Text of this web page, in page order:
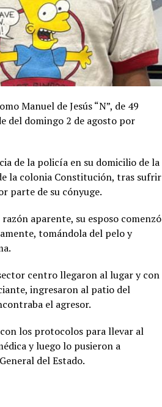
Manuel de Jesús “N”, de 49
del domingo 2 de agosto por
de la policía en su domicilio de la
la colonia Constitución, tras sufrir
parte de su cónyuge.
aparente, su esposo comenzó
tomándola del pelo y
centro llegaron al lugar y con
ingresaron al patio del
el agresor.
los protocolos para llevar al
y luego lo pusieron a
del Estado.